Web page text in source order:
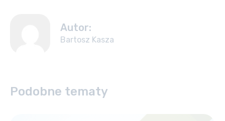
Autor:
Bartosz Kasza
Podobne tematy